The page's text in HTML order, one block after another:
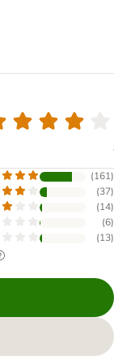
(161)
(37)
(14)
(6)
(13)